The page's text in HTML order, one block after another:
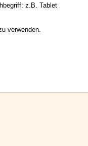
z.B. Tablet
verwenden.